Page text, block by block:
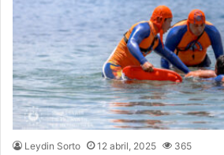
Leydin Sorto 12 abril, 2025 365